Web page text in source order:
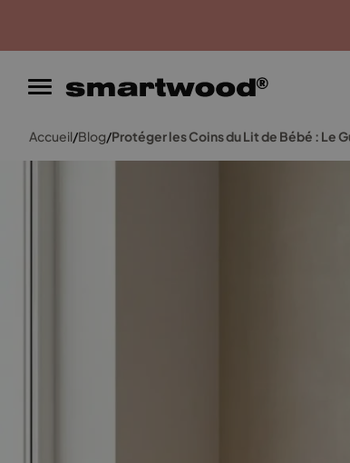
Accueil/Blog/Protéger les Coins du Lit de Bébé : Le